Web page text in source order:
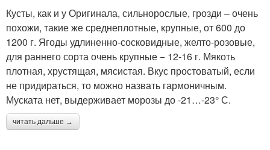
Кусты, как и у Оригинала, сильнорослые, грозди – очень
похожи, такие же среднеплотные, крупные, от 600 до
1200 г. Ягоды удлиненно-сосковидные, желто-розовые,
для раннего сорта очень крупные − 12-16 г. Мякоть
плотная, хрустящая, мясистая. Вкус простоватый, если
не придираться, то можно назвать гармоничным.
Муската нет, выдерживает морозы до -21…-23° С.
читать дальше →